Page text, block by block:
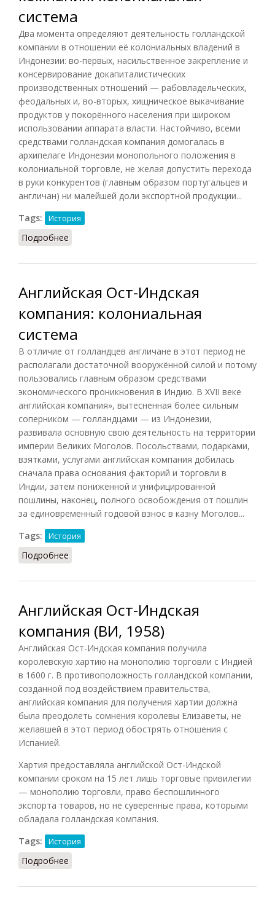
система
Два момента определяют деятельность голландской
компании в отношении её колониальных владений в
Индонезии: во-первых, насильственное закрепление и
консервирование докапиталистических
производственных отношений — рабовладельческих,
феодальных и, во-вторых, хищническое выкачивание
продуктов у покорённого населения при широком
использовании аппарата власти. Настойчиво, всеми
средствами голландская компания домогалась в
архипелаге Индонезии монопольного положения в
колониальной торговле, не желая допустить перехода
в руки конкурентов (главным образом португальцев и
англичан) ни малейшей доли экспортной продукции...
Tags:
История
Подробнее
Английская Ост-Индская
компания: колониальная
система
В отличие от голландцев англичане в этот период не
располагали достаточной вооружённой силой и потому
пользовались главным образом средствами
экономического проникновения в Индию. В XVII веке
английская компания», вытесненная более сильным
соперником — голландцами — из Индонезии,
развивала основную свою деятельность на территории
империи Великих Моголов. Посольствами, подарками,
взятками, услугами английская компания добилась
сначала права основания факторий и торговли в
Индии, затем пониженной и унифицированной
пошлины, наконец, полного освобождения от пошлин
за единовременный годовой взнос в казну Моголов...
Tags:
История
Подробнее
Английская Ост-Индская
компания (ВИ, 1958)
Английская Ост-Индская компания получила
королевскую хартию на монополию торговли с Индией
в 1600 г. В противоположность голландской компании,
созданной под воздействием правительства,
английская компания для получения хартии должна
была преодолеть сомнения королевы Елизаветы, не
желавшей в этот период обострять отношения с
Испанией.
Хартия предоставляла английской Ост-Индской
компании сроком на 15 лет лишь торговые привилегии
— монополию торговли, право беспошлинного
экспорта товаров, но не суверенные права, которыми
обладала голландская компания.
Tags:
История
Подробнее